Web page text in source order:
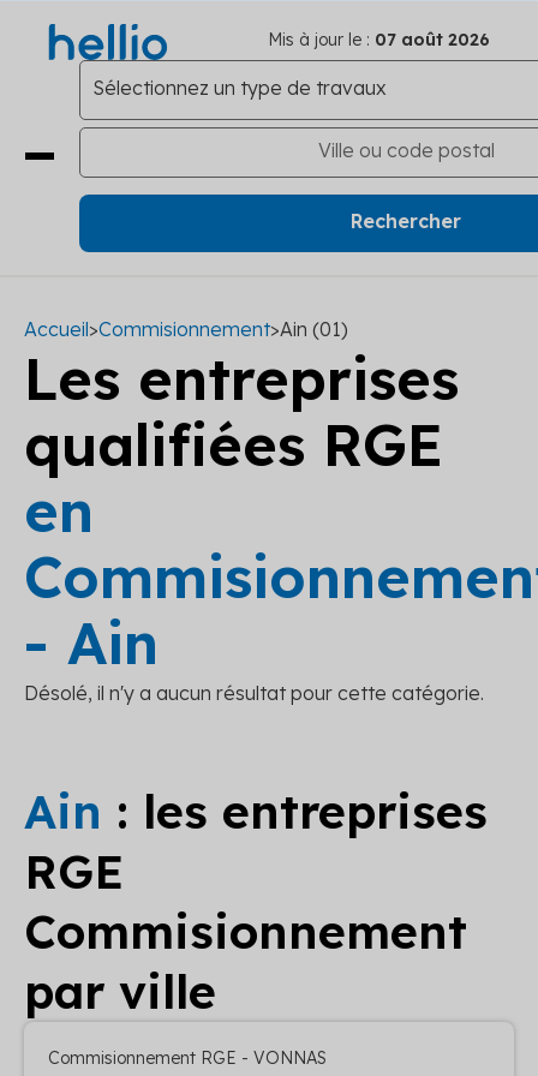
Mis à jour le : 07 août 2026
Accueil>Commisionnement>Ain (01)
Les entreprises
qualifiées RGE
en
- Ain
Désolé, il n'y a aucun résultat pour cette catégorie.
Ain : les entreprises
RGE
Commisionnement
par ville
Commisionnement RGE - VONNAS